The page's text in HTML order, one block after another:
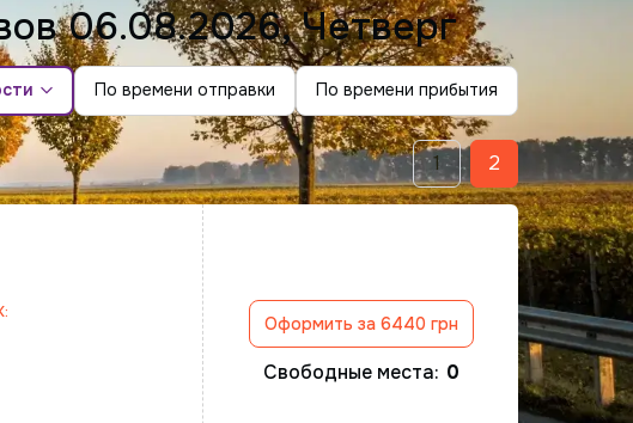
06.08.2026, Четверг
По времени отправки По времени прибытия
1 2
Оформить за 6440 грн
Свободные места: 0